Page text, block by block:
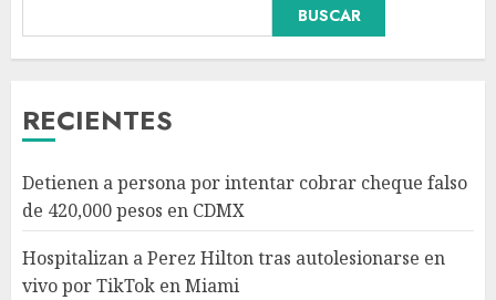
BUSCAR
RECIENTES
Detienen a persona por intentar cobrar cheque falso
de 420,000 pesos en CDMX
Hospitalizan a Perez Hilton tras autolesionarse en
vivo por TikTok en Miami
Carrizo deja sin agua a 147
4
Sectores obrero y empresarial
piden al IMSS nuevo hospital
en Guanajuato
AGOSTO 6, 2026